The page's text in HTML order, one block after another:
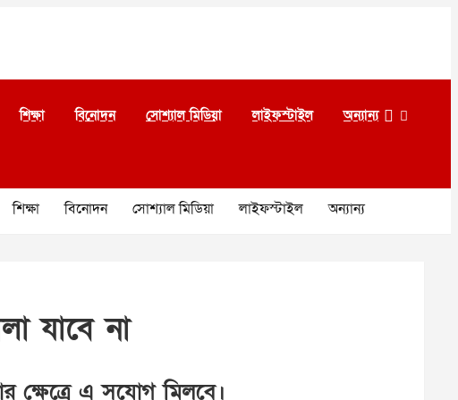
শিক্ষা বিনোদন সোশ্যাল মিডিয়া লাইফস্টাইল অন্যান্য
শিক্ষা বিনোদন সোশ্যাল মিডিয়া লাইফস্টাইল অন্যান্য
যাবে না
ক্ষেত্রে এ সুযোগ মিলবে।